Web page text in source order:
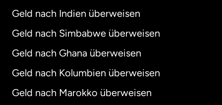
Geld nach Indien überweisen
Geld nach Simbabwe überweisen
Geld nach Ghana überweisen
Geld nach Kolumbien überweisen
Geld nach Marokko überweisen